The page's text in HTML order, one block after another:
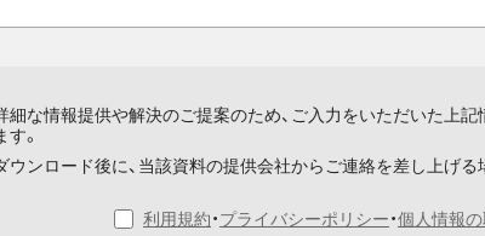
細な情報提供や解決のご提案のため、ご入力をいただいた上
す。
ウンロード後に、当該資料の提供会社からご連絡を差し上げ
利用規約・プライバシーポリシー・個人情報